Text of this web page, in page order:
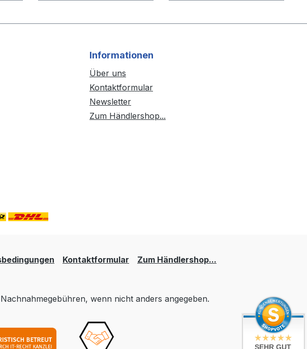
Informationen
Über uns
Kontaktformular
Newsletter
Zum Händlershop...
Kontaktformular Zum Händlershop...
wenn nicht anders angegeben.
SEHR GUT